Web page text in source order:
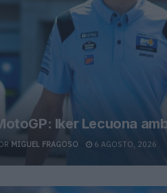
Iker Lecuona
MIGUEL FRAGOSO 6 AGOSTO, 2026